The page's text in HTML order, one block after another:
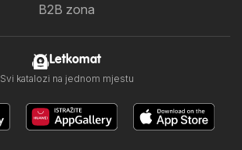
B2B zona
Letkomat
Svi katalozi na jednom mjestu